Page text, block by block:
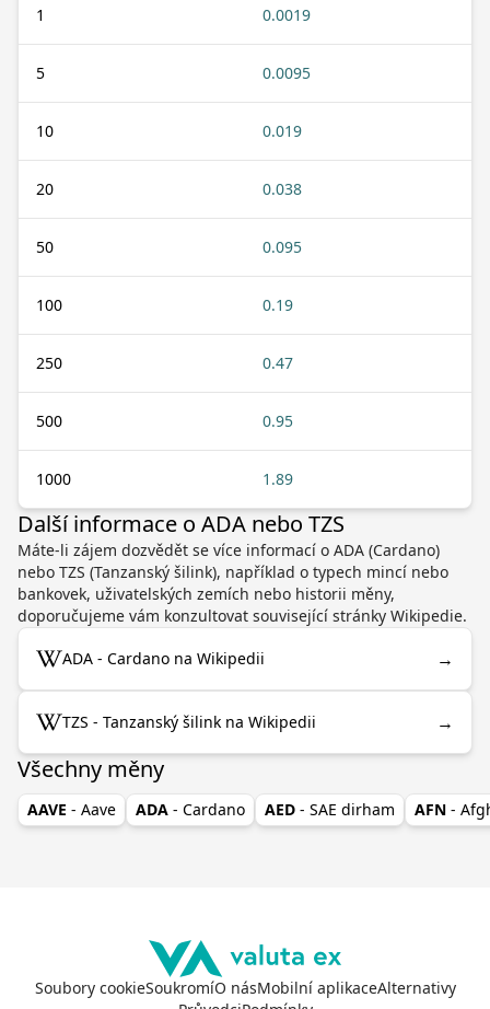
1 0.0019
5 0.0095
10 0.019
20 0.038
50 0.095
100 0.19
250 0.47
500 0.95
1000 1.89
Další informace o ADA nebo TZS
Máte-li zájem dozvědět se více informací o ADA (Cardano)
nebo TZS (Tanzanský šilink), například o typech mincí nebo
bankovek, uživatelských zemích nebo historii měny,
doporučujeme vám konzultovat související stránky Wikipedie.
ADA - Cardano na Wikipedii →
TZS - Tanzanský šilink na Wikipedii →
Všechny měny
AAVE - Aave ADA - Cardano AED - SAE dirham AFN -
Soubory cookieSoukromíO násMobilní aplikaceAlternativy